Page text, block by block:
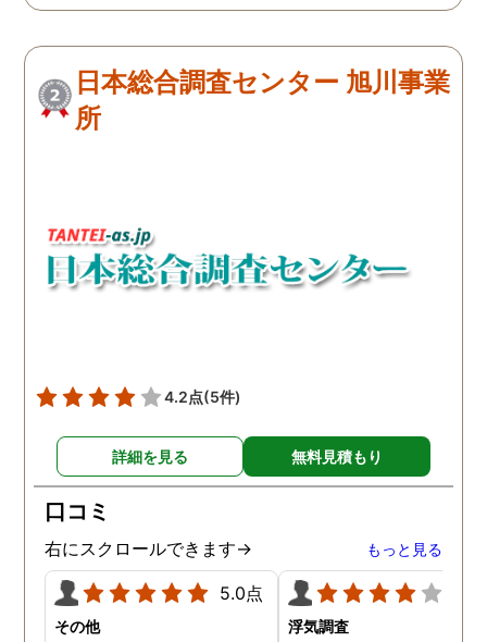
日本総合調査センター 旭川事業
所
4.2点(5件)
詳細を見る 無料見積もり
口コミ
右にスクロールできます→ もっと見る
5.0点
その他 浮気調査